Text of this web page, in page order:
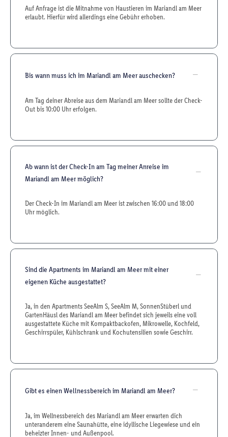
Auf Anfrage ist die Mitnahme von Haustieren im Mariandl am Meer
erlaubt. Hierfür wird allerdings eine Gebühr erhoben.
Bis wann muss ich im Mariandl am Meer auschecken?
Am Tag deiner Abreise aus dem Mariandl am Meer sollte der Check-
Out bis 10:00 Uhr erfolgen.
Ab wann ist der Check-In am Tag meiner Anreise im
Mariandl am Meer möglich?
Der Check-In im Mariandl am Meer ist zwischen 16:00 und 18:00
Uhr möglich.
Sind die Apartments im Mariandl am Meer mit einer
eigenen Küche ausgestattet?
Ja, in den Apartments SeeAlm S, SeeAlm M, SonnenStüberl und
GartenHäusl des Mariandl am Meer befindet sich jeweils eine voll
ausgestattete Küche mit Kompaktbackofen, Mikrowelle, Kochfeld,
Geschirrspüler, Kühlschrank und Kochutensilien sowie Geschirr.
Gibt es einen Wellnessbereich im Mariandl am Meer?
Ja, im Wellnessbereich des Mariandl am Meer erwarten dich
unteranderem eine Saunahütte, eine idyllische Liegewiese und ein
beheizter Innen- und Außenpool.